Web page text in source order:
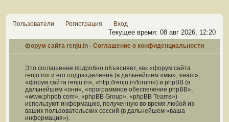
Пользователи Регистрация Вход
Текущее время: 08 авг 2026, 12:20
форум сайта renju.in - Соглашение о конфиденциальности
Это соглашение подробно объясняет, как «форум сайта
renju.in» и его подразделения (в дальнейшем «мы», «наш»,
«форум сайта renju.in», «http://renju.in/forum») и phpBB (в
дальнейшем «они», «программное обеспечение phpBB»,
«www.phpbb.com», «phpBB Group», «phpBB Teams»)
используют информацию, полученную во время любой из
ваших пользовательских сессий (в дальнейшем «ваша
информация»).